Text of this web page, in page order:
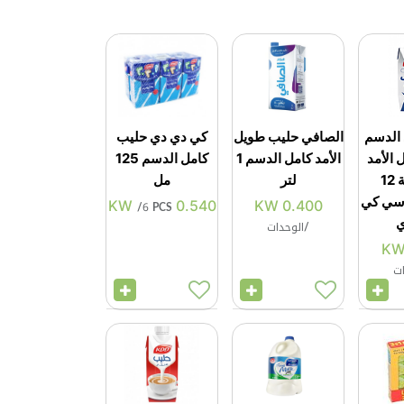
مع إضافة 12
كي
الصافي حليب طويل
الأمد كامل الدسم 1
لتر
0.400
/الوحدات
كي دي دي حليب
كامل الدسم 125
مل
0.540
/6 PCS